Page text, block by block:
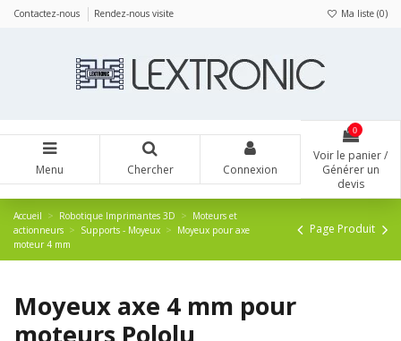
Contactez-nous Rendez-nous visite Ma liste (0)
Menu Chercher Connexion
0
Voir le panier /
Générer un
devis
Accueil Robotique Imprimantes 3D
Moteurs et
actionneurs
Supports - Moyeux
Moyeux pour axe
moteur 4 mm
Page Produit
Moyeux axe 4 mm pour